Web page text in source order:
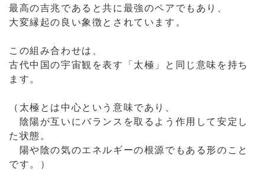
最高の吉兆であると共に最強のペアでもあり、
大変縁起の良い象徴とされています。
この組み合わせは、
古代中国の宇宙観を表す「太極」と同じ意味を持ち
ます。
（太極とは中心という意味であり、
陰陽が互いにバランスを取るよう作用して安定し
た状態。
陽や陰の気のエネルギーの根源でもある形のこと
です。）